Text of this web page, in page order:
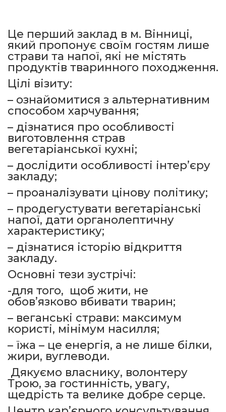
Це перший заклад в м. Вінниці,
який пропонує своїм гостям лише
страви та напої, які не містять
продуктів тваринного походження.
Цілі візиту:
– ознайомитися з альтернативним
способом харчування;
– дізнатися про особливості
виготовлення страв
вегетаріанської кухні;
– дослідити особливості інтер’єру
закладу;
– проаналізувати цінову політику;
– продегустувати вегетаріанські
напої, дати органолептичну
характеристику;
– дізнатися історію відкриття
закладу.
Основні тези зустрічі:
-для того, щоб жити, не
обов’язково вбивати тварин;
– веганські страви: максимум
користі, мінімум насилля;
– їжа – це енергія, а не лише білки,
жири, вуглеводи.
Дякуємо власнику, волонтеру
Трою, за гостинність, увагу,
щедрість та велике добре серце.